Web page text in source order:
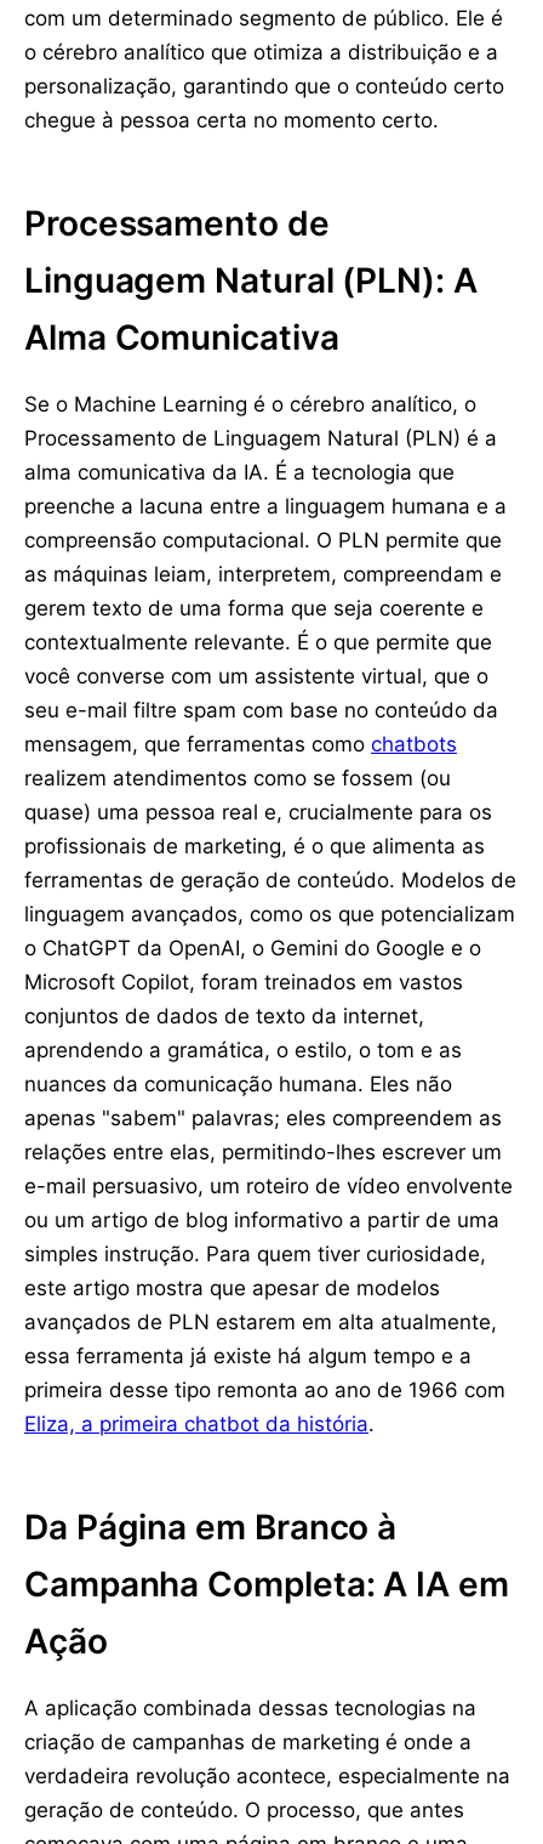
com um determinado segmento de público. Ele é
o cérebro analítico que otimiza a distribuição e a
personalização, garantindo que o conteúdo certo
chegue à pessoa certa no momento certo.
Processamento de
Linguagem Natural (PLN): A
Alma Comunicativa
Se o Machine Learning é o cérebro analítico, o
Processamento de Linguagem Natural (PLN) é a
alma comunicativa da IA. É a tecnologia que
preenche a lacuna entre a linguagem humana e a
compreensão computacional. O PLN permite que
as máquinas leiam, interpretem, compreendam e
gerem texto de uma forma que seja coerente e
contextualmente relevante. É o que permite que
você converse com um assistente virtual, que o
seu e-mail filtre spam com base no conteúdo da
mensagem, que ferramentas como chatbots
realizem atendimentos como se fossem (ou
quase) uma pessoa real e, crucialmente para os
profissionais de marketing, é o que alimenta as
ferramentas de geração de conteúdo. Modelos de
linguagem avançados, como os que potencializam
o ChatGPT da OpenAI, o Gemini do Google e o
Microsoft Copilot, foram treinados em vastos
conjuntos de dados de texto da internet,
aprendendo a gramática, o estilo, o tom e as
nuances da comunicação humana. Eles não
apenas "sabem" palavras; eles compreendem as
relações entre elas, permitindo-lhes escrever um
e-mail persuasivo, um roteiro de vídeo envolvente
ou um artigo de blog informativo a partir de uma
simples instrução. Para quem tiver curiosidade,
este artigo mostra que apesar de modelos
avançados de PLN estarem em alta atualmente,
essa ferramenta já existe há algum tempo e a
primeira desse tipo remonta ao ano de 1966 com
Eliza, a primeira chatbot da história.
Da Página em Branco à
Campanha Completa: A IA em
Ação
A aplicação combinada dessas tecnologias na
criação de campanhas de marketing é onde a
verdadeira revolução acontece, especialmente na
geração de conteúdo. O processo, que antes